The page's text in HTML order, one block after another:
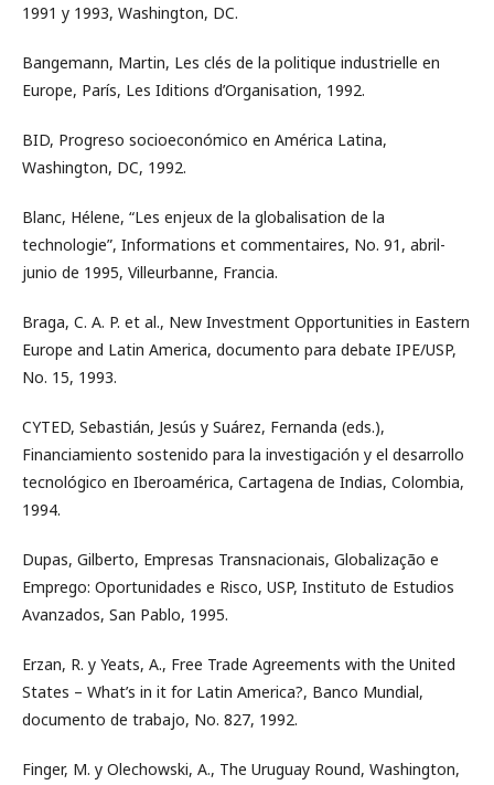
1991 y 1993, Washington, DC.
Bangemann, Martin, Les clés de la politique industrielle en
Europe, París, Les Iditions d’Organisation, 1992.
BID, Progreso socioeconómico en América Latina,
Washington, DC, 1992.
Blanc, Hélene, “Les enjeux de la globalisation de la
technologie”, Informations et commentaires, No. 91, abril-
junio de 1995, Villeurbanne, Francia.
Braga, C. A. P. et al., New Investment Opportunities in Eastern
Europe and Latin America, documento para debate IPE/USP,
No. 15, 1993.
CYTED, Sebastián, Jesús y Suárez, Fernanda (eds.),
Financiamiento sostenido para la investigación y el desarrollo
tecnológico en Iberoamérica, Cartagena de Indias, Colombia,
1994.
Dupas, Gilberto, Empresas Transnacionais, Globalização e
Emprego: Oportunidades e Risco, USP, Instituto de Estudios
Avanzados, San Pablo, 1995.
Erzan, R. y Yeats, A., Free Trade Agreements with the United
States – What’s in it for Latin America?, Banco Mundial,
documento de trabajo, No. 827, 1992.
Finger, M. y Olechowski, A., The Uruguay Round, Washington,